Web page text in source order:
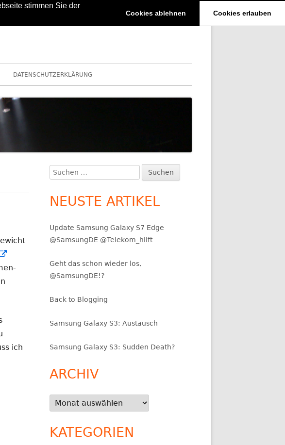
stimmen Sie der
Cookies ablehnen Cookies erlauben
DATENSCHUTZERKLÄRUNG
neuem
ich
Haupt-
Seitenleiste
Suchen
nach:
NEUSTE ARTIKEL
Update Samsung Galaxy S7 Edge
@SamsungDE @Telekom_hilft
Geht das schon wieder los,
@SamsungDE!?
Back to Blogging
Samsung Galaxy S3: Austausch
Samsung Galaxy S3: Sudden Death?
ARCHIV
Archiv
KATEGORIEN